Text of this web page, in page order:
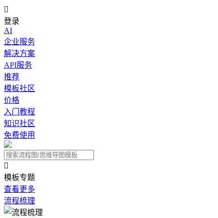

登录
AI
企业服务
解决方案
API服务
推荐
模板社区
价格
入门教程
知识社区
免费使用

模板专题
查看更多
流程梳理